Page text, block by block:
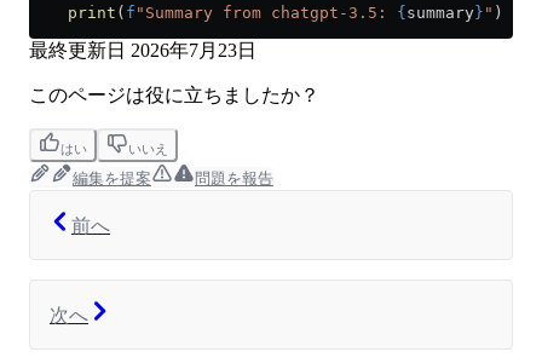
    print
( f "Summary from chatgpt-3.5: {summary} " )
最終更新日 2026年7月23日
このページは役に立ちましたか？
はい いいえ
編集を提案 問題を報告
前へ
次へ